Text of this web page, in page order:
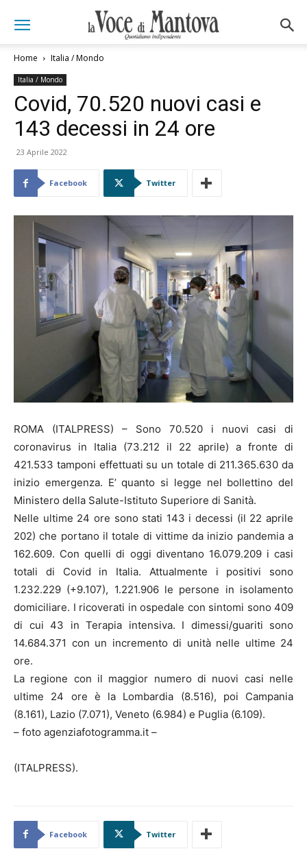
Home Italia / Mondo
Italia / Mondo
Covid, 70.520 nuovi casi e
143 decessi in 24 ore
23 Aprile 2022
Facebook Twitter
ROMA (ITALPRESS) – Sono 70.520 i nuovi casi di
coronavirus in Italia (73.212 il 22 aprile) a fronte di
421.533 tamponi effettuati su un totale di 211.365.630 da
inizio emergenza. E’ quanto si legge nel bollettino del
Ministero della Salute-Istituto Superiore di Sanità.
Nelle ultime 24 ore sono stati 143 i decessi (il 22 aprile
202) che portano il totale di vittime da inizio pandemia a
162.609. Con quelli di oggi diventano 16.079.209 i casi
totali di Covid in Italia. Attualmente i positivi sono
1.232.229 (+9.107), 1.221.906 le persone in isolamento
domiciliare. I ricoverati in ospedale con sintomi sono 409
di cui 43 in Terapia intensiva. I dimessi/guariti sono
14.684.371 con un incremento di unità nelle ultime 24
ore.
La regione con il maggior numero di nuovi casi nelle
ultime 24 ore è la Lombardia (8.516), poi Campania
(8.161), Lazio (7.071), Veneto (6.984) e Puglia (6.109).
– foto agenziafotogramma.it –
(ITALPRESS).
Facebook Twitter